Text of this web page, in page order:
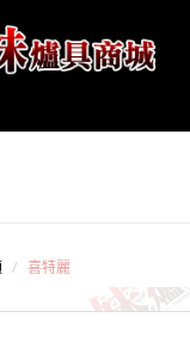
喜特麗